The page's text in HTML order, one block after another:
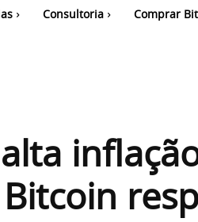
Consultoria Comprar